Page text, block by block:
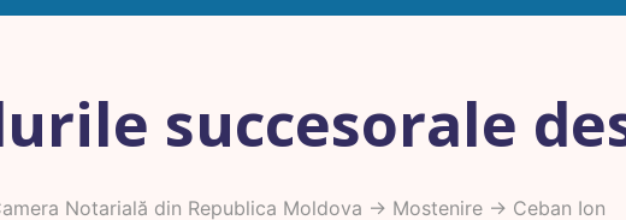
succesorale
Notarială din Republica Moldova -> Mostenire-> Ceban Ion